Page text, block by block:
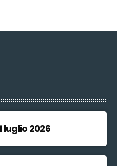
luglio 2026